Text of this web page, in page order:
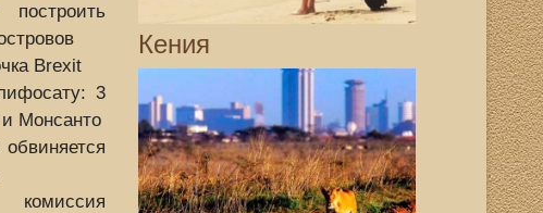
построить
Brexit
3
Монсанто
комиссия
Кения